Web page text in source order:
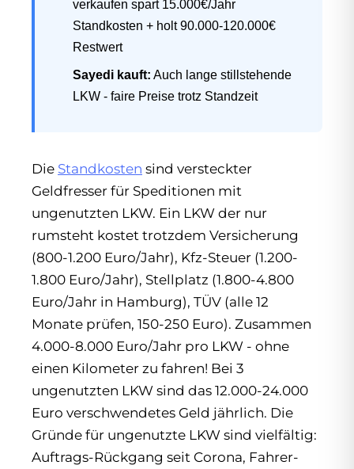
verkaufen spart 15.000€/Jahr
Standkosten + holt 90.000-120.000€
Restwert
Sayedi kauft: Auch lange stillstehende
LKW - faire Preise trotz Standzeit
Die Standkosten sind versteckter
Geldfresser für Speditionen mit
ungenutzten LKW. Ein LKW der nur
rumsteht kostet trotzdem Versicherung
(800-1.200 Euro/Jahr), Kfz-Steuer (1.200-
1.800 Euro/Jahr), Stellplatz (1.800-4.800
Euro/Jahr in Hamburg), TÜV (alle 12
Monate prüfen, 150-250 Euro). Zusammen
4.000-8.000 Euro/Jahr pro LKW - ohne
einen Kilometer zu fahren! Bei 3
ungenutzten LKW sind das 12.000-24.000
Euro verschwendetes Geld jährlich. Die
Gründe für ungenutzte LKW sind vielfältig:
Auftrags-Rückgang seit Corona, Fahrer-